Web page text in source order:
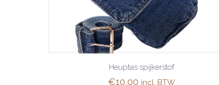
Heuptas spijkerstof
€10,00 incl. BTW